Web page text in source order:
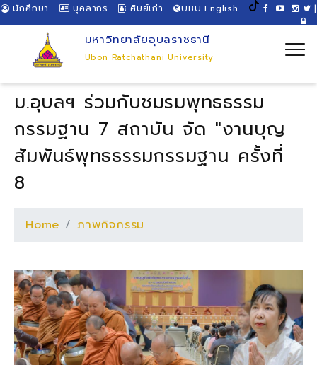
นักศึกษา บุคลากร ศิษย์เก่า UBU English |
มหาวิทยาลัยอุบลราชธานี
Ubon Ratchathani University
ม.อุบลฯ ร่วมกับชมรมพุทธธรรม
กรรมฐาน 7 สถาบัน จัด "งานบุญ
สัมพันธ์พุทธธรรมกรรมฐาน ครั้งที่
8
Home ภาพกิจกรรม